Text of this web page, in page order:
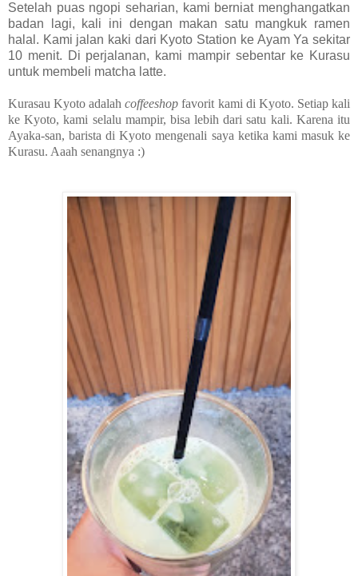
Setelah puas ngopi seharian, kami berniat menghangatkan
badan lagi, kali ini dengan makan satu mangkuk ramen
halal. Kami jalan kaki dari Kyoto Station ke Ayam Ya sekitar
10 menit. Di perjalanan, kami mampir sebentar ke Kurasu
untuk membeli matcha latte.
Kurasau Kyoto adalahcoffeeshop favorit kami di Kyoto. Setiap kali
ke Kyoto, kami selalu mampir, bisa lebih dari satu kali. Karena itu
Ayaka-san, barista di Kyoto mengenali saya ketika kami masuk ke
Kurasu. Aaah senangnya :)